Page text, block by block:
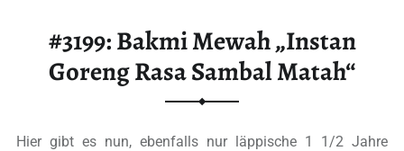
#3199: Bakmi Mewah „Instan
Goreng Rasa Sambal Matah“
Hier gibt es nun, ebenfalls nur läppische 1 1/2 Jahre